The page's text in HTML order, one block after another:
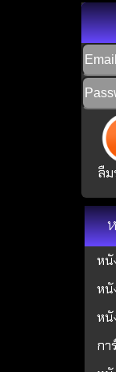
ลื
หนั
หนั
หนั
กา